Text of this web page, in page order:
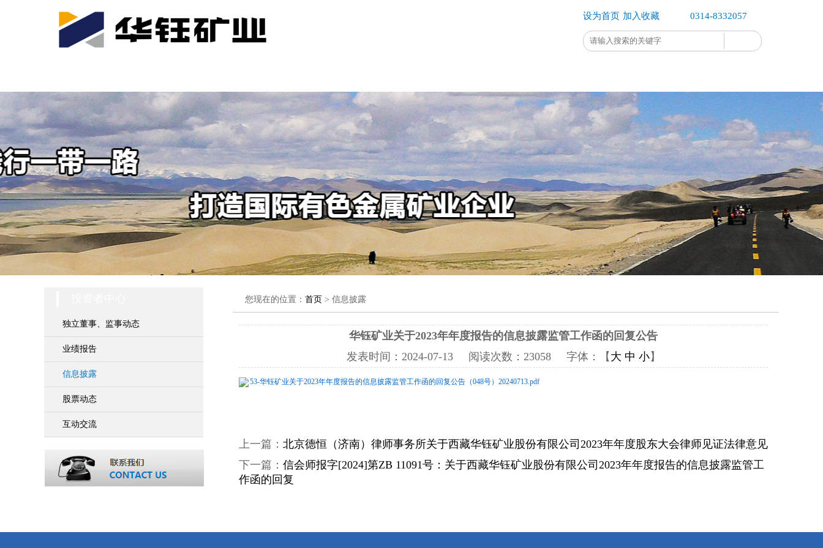
设为首页 加入收藏 0314-8332057
独立董事、监事动态
业绩报告
信息披露
股票动态
互动交流
您现在的位置： 首页 > 信息披露
华钰矿业关于2023年年度报告的信息披露监管工作函的回复公告
发表时间： 2024-07-13阅读次数： 23058 字体：【 大 中 小】
53-华钰矿业关于2023年年度报告的信息披露监管工作函的回复公告（048号）20240713.pdf
上一篇： 北京德恒（济南）律师事务所关于西藏华钰矿业股份有限公司2023年年度股东大会律师见证法律意见
下一篇： 信会师报字[2024]第ZB 11091号：关于西藏华钰矿业股份有限公司2023年年度报告的信息披露监管工
作函的回复